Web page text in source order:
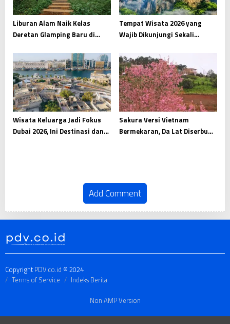
Liburan Alam Naik Kelas
Deretan Glamping Baru di
Tempat Wisata 2026 yang
Wajib Dikunjungi Sekali
Wisata Keluarga Jadi Fokus
Dubai 2026, Ini Destinasi dan
Sakura Versi Vietnam
Bermekaran, Da Lat Diserbu
Add Comment
CopyrightPDV.co.id © 2024
Terms of Service
Indeks Berita
Non AMP Version